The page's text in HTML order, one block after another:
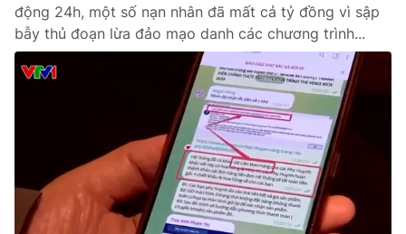
THỜI BÁO VTV
Cơ quan chủ quản:
Đài Truyền hình Việt Nam
Cơ quan báo chí:Thời báo VTV
Giấy phép hoạt động báo in và báo điện tử số 483/GP-BTTTT
cấp ngày 29/12/2023
động 24h, một số nạn nhân đã mất cả tỷ đồng vì sập
bẫy thủ đoạn lừa đảo mạo danh các chương trình...